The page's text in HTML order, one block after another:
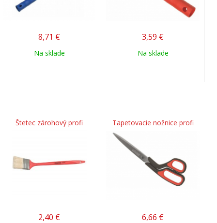
8,71 €
Na sklade
3,59 €
Na sklade
Štetec zárohový profi
2,40 €
Tapetovacie nožnice profi
6,66 €